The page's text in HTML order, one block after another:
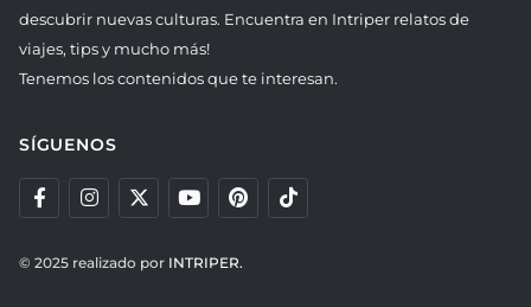
descubrir nuevas culturas. Encuentra en Intriper relatos de
viajes, tips y mucho más!
Tenemos los contenidos que te interesan.
SÍGUENOS
© 2025 realizado por INTRIPER.